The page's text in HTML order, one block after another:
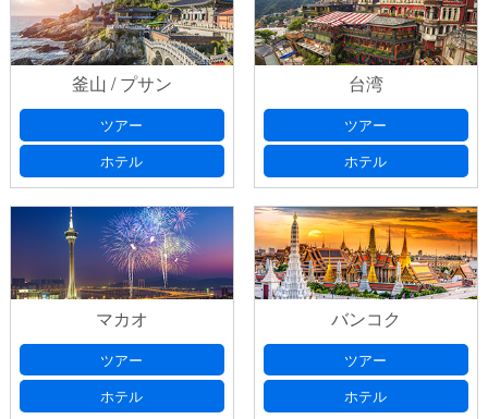
釜山 / プサン
ツアー
ホテル
台湾
ツアー
ホテル
マカオ
ツアー
ホテル
バンコク
ツアー
ホテル